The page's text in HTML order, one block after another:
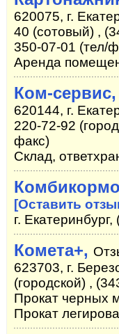
620075, г.
40 (сотовый) ,
350-07-01 (тел/
Аренда
Ком-сервис,
620144, г.
220-72-92
факс)
Склад,
[Оставить
г.
Комета+,
623703, г.
(городской) ,
Прокат черных
Прокат